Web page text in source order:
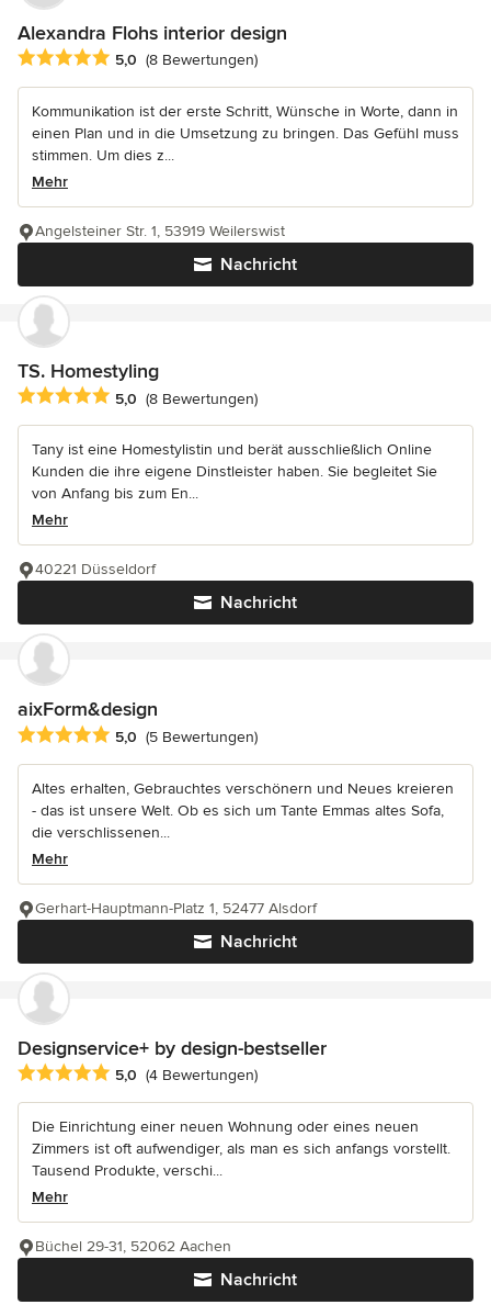
Alexandra Flohs interior design
Durchschnittliche Bewertung: 5 von 5 Sternen
5,0 (8 Bewertungen)
Kommunikation ist der erste Schritt, Wünsche in Worte, dann in
einen Plan und in die Umsetzung zu bringen. Das Gefühl muss
stimmen. Um dies z...
Mehr
Nachricht
Angelsteiner Str. 1, 53919 Weilerswist
TS. Homestyling
Durchschnittliche Bewertung: 5 von 5 Sternen
5,0 (8 Bewertungen)
Tany ist eine Homestylistin und berät ausschließlich Online
Kunden die ihre eigene Dinstleister haben. Sie begleitet Sie
von Anfang bis zum En...
Mehr
Nachricht
40221 Düsseldorf
aixForm&design
Durchschnittliche Bewertung: 5 von 5 Sternen
5,0 (5 Bewertungen)
Altes erhalten, Gebrauchtes verschönern und Neues kreieren
- das ist unsere Welt. Ob es sich um Tante Emmas altes Sofa,
die verschlissenen...
Mehr
Nachricht
Gerhart-Hauptmann-Platz 1, 52477 Alsdorf
Designservice+ by design-bestseller
Durchschnittliche Bewertung: 5 von 5 Sternen
5,0 (4 Bewertungen)
Die Einrichtung einer neuen Wohnung oder eines neuen
Zimmers ist oft aufwendiger, als man es sich anfangs vorstellt.
Tausend Produkte, verschi...
Mehr
Nachricht
Büchel 29-31, 52062 Aachen